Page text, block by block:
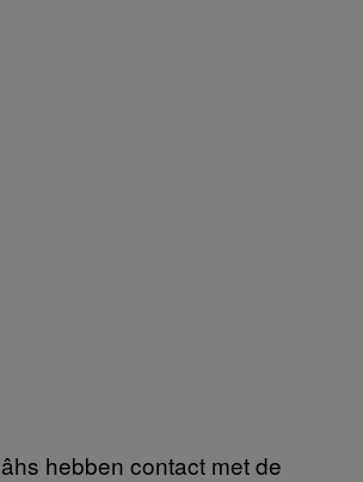
hebben contact met de